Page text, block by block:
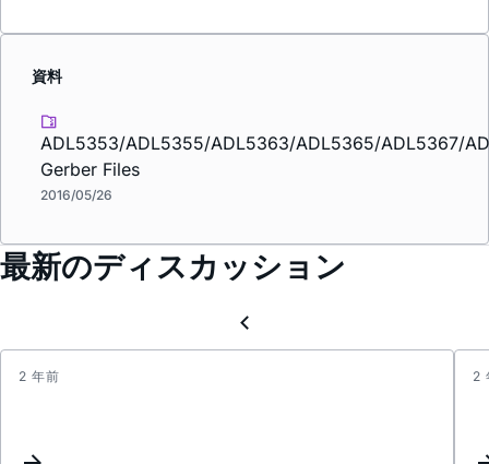
資料
ADL5353/ADL5355/ADL5363/ADL5365/ADL5367/
Gerber Files
2016/05/26
最新のディスカッション
2 年前 2